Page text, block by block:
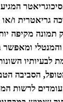
גריאטרית ו/או
תמונה מקיפה
ומאפשר
לבעיותיו
הסביבה
לרשות